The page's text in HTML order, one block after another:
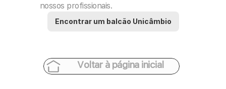
nossos profissionais.
Encontrar um balcão Unicâmbio
Voltar à página inicial